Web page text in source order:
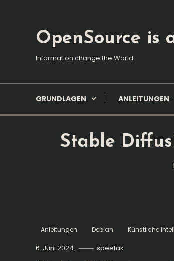
OpenSource is
Information change the World
GRUNDLAGEN ANLEITUNGEN
Stable
Anleitungen Debian Künstliche
6. Juni 2024 speefak